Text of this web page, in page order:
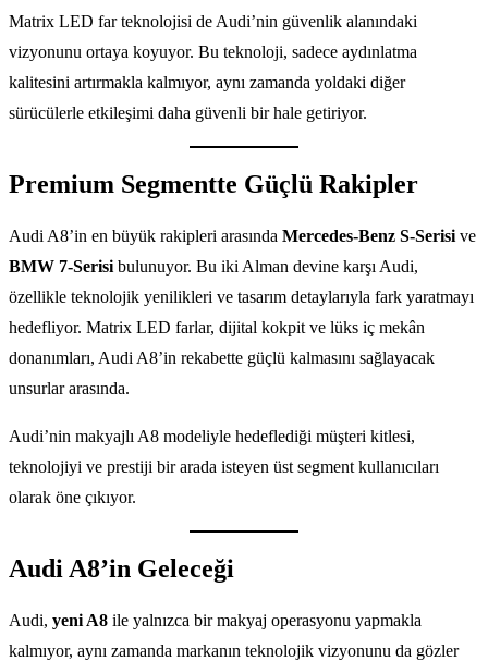
Matrix LED far teknolojisi de Audi’nin güvenlik alanındaki
vizyonunu ortaya koyuyor. Bu teknoloji, sadece aydınlatma
kalitesini artırmakla kalmıyor, aynı zamanda yoldaki diğer
sürücülerle etkileşimi daha güvenli bir hale getiriyor.
Premium Segmentte Güçlü Rakipler
Audi A8’in en büyük rakipleri arasında Mercedes-Benz S-Serisi ve
BMW 7-Serisi bulunuyor. Bu iki Alman devine karşı Audi,
özellikle teknolojik yenilikleri ve tasarım detaylarıyla fark yaratmayı
hedefliyor. Matrix LED farlar, dijital kokpit ve lüks iç mekân
donanımları, Audi A8’in rekabette güçlü kalmasını sağlayacak
unsurlar arasında.
Audi’nin makyajlı A8 modeliyle hedeflediği müşteri kitlesi,
teknolojiyi ve prestiji bir arada isteyen üst segment kullanıcıları
olarak öne çıkıyor.
Audi A8’in Geleceği
Audi, yeni A8 ile yalnızca bir makyaj operasyonu yapmakla
kalmıyor, aynı zamanda markanın teknolojik vizyonunu da gözler